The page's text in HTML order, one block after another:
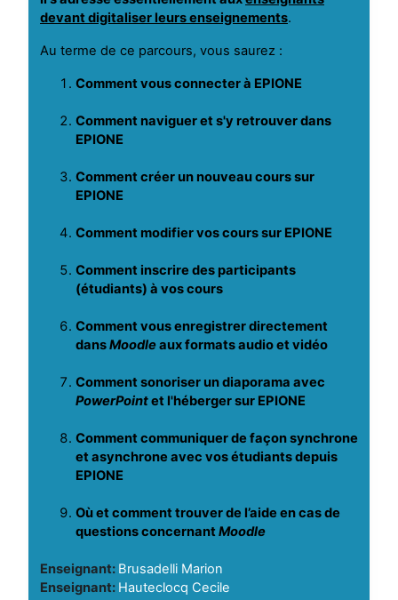
devant digitaliser leurs enseignements.
Au terme de ce parcours, vous saurez :
Comment vous connecter à EPIONE
Comment naviguer et s'y retrouver dans
EPIONE
Comment créer un nouveau cours sur
EPIONE
Comment modifier vos cours sur EPIONE
Comment inscrire des participants
(étudiants) à vos cours
Comment vous enregistrer directement
dansMoodleaux formats audio et vidéo
Comment sonoriser un diaporama avec
PowerPointet l'héberger sur EPIONE
Comment communiquer de façon synchrone
et asynchrone avec vos étudiants depuis
EPIONE
Où et comment trouver de l’aide en cas de
questions concernant Moodle
Enseignant: Brusadelli Marion
Enseignant: Hauteclocq Cecile